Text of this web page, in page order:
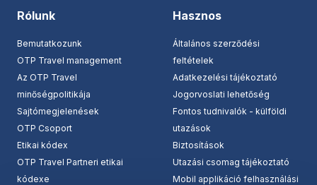
Rólunk
Bemutatkozunk
OTP Travel management
Az OTP Travel
minőségpolitikája
Sajtómegjelenések
OTP Csoport
Etikai kódex
OTP Travel Partneri etikai
kódexe
Hasznos
Általános szerződési
feltételek
Adatkezelési tájékoztató
Jogorvoslati lehetőség
Fontos tudnivalók - külföldi
utazások
Biztosítások
Utazási csomag tájékoztató
Mobil applikáció felhasználási